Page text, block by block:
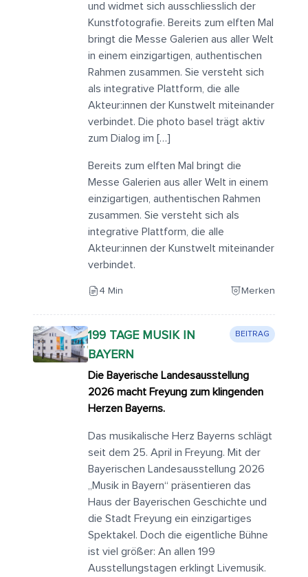
und widmet sich ausschliesslich der
Kunstfotografie. Bereits zum elften Mal
bringt die Messe Galerien aus aller Welt
in einem einzigartigen, authentischen
Rahmen zusammen. Sie versteht sich
als integrative Plattform, die alle
Akteur:innen der Kunstwelt miteinander
verbindet. Die photo basel trägt aktiv
zum Dialog im […]
Bereits zum elften Mal bringt die
Messe Galerien aus aller Welt in einem
einzigartigen, authentischen Rahmen
zusammen. Sie versteht sich als
integrative Plattform, die alle
Akteur:innen der Kunstwelt miteinander
verbindet.
4 Min Merken
199 TAGE MUSIK IN
BAYERN
BEITRAG
Die Bayerische Landesausstellung
2026 macht Freyung zum klingenden
Herzen Bayerns.
Das musikalische Herz Bayerns schlägt
seit dem 25. April in Freyung. Mit der
Bayerischen Landesausstellung 2026
„Musik in Bayern“ präsentieren das
Haus der Bayerischen Geschichte und
die Stadt Freyung ein einzigartiges
Spektakel. Doch die eigentliche Bühne
ist viel größer: An allen 199
Ausstellungstagen erklingt Livemusik.